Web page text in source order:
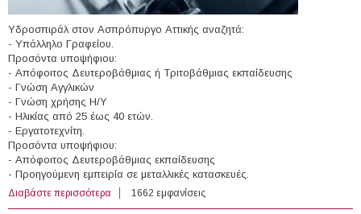
Υδροσπιράλ στον Ασπρόπυργο Αττικής αναζητά:
- Υπάλληλο Γραφείου.
Προσόντα υποψήφιου:
- Απόφοιτος Δευτεροβάθμιας ή Τριτοβάθμιας εκπαίδευσης
- Γνώση Αγγλικών
- Γνώση χρήσης Η/Υ
- Ηλικίας από 25 έως 40 ετών.
- Εργατοτεχνίτη.
Προσόντα υποψήφιου:
- Απόφοιτος Δευτεροβάθμιας εκπαίδευσης
- Προηγούμενη εμπειρία σε μεταλλικές κατασκευές.
Διαβάστε περισσότερα για Θέσεις εργασίας στην "Υδροσπιράλ" στον
Ασπρόπυργο Αττικής
1662 εμφανίσεις